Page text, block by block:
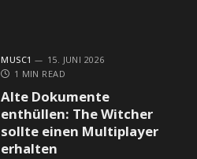
MUSC1
15. JUNI 2026
1 MIN READ
Alte Dokumente
enthüllen: The Witcher
sollte einen Multiplayer
erhalten